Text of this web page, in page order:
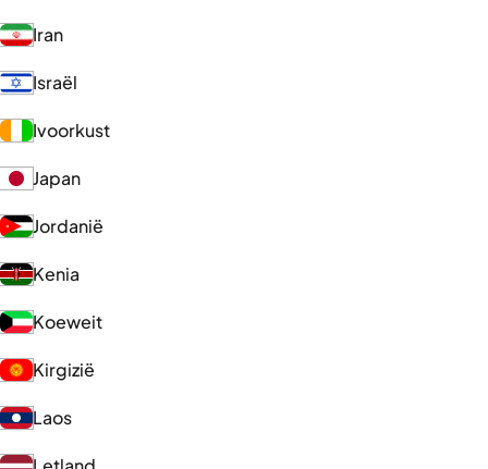
Iran
Israël
Ivoorkust
Japan
Jordanië
Kenia
Koeweit
Kirgizië
Laos